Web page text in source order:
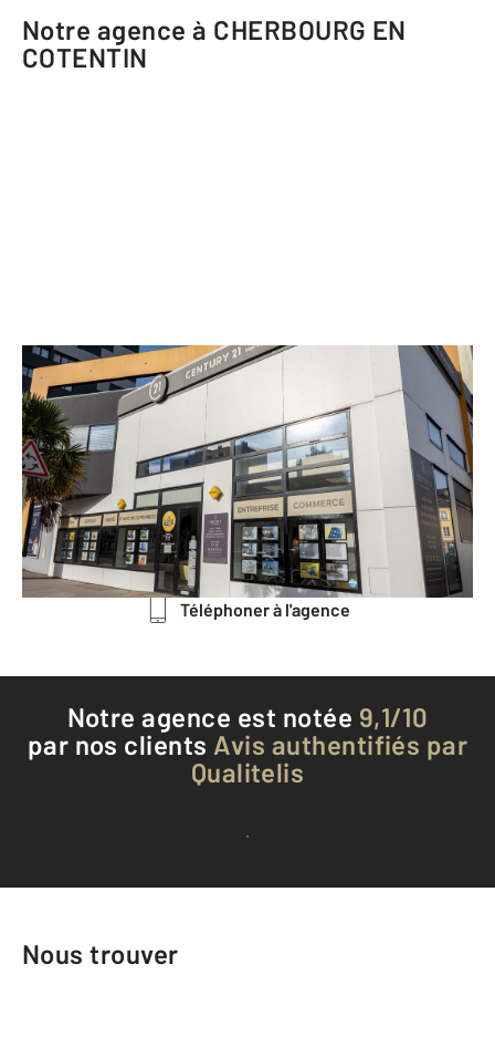
Notre agence à CHERBOURG EN
COTENTIN
CENTURY 21 Hervé Regnault
48 Boulevard Schuman CHERBOURG-
OCTEVILLE
CHERBOURG EN COTENTIN - 50100
Envoyer un message
Téléphoner à l'agence
Notre agence est notée 9,1/10
par nos clients Avis authentifiés par
Qualitelis
Voir tous les avis clients
Nous trouver